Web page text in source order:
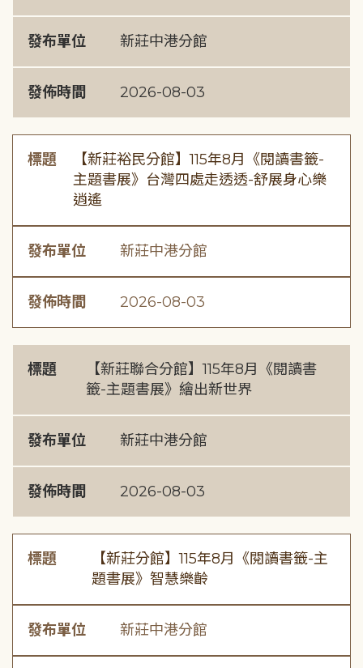
發布單位 新莊中港分館
發佈時間 2026-08-03
標題
【新莊裕民分館】115年8月《閱讀書籤-
主題書展》台灣四處走透透-舒展身心樂
逍遙
發布單位 新莊中港分館
發佈時間 2026-08-03
標題
【新莊聯合分館】115年8月《閱讀書
籤-主題書展》繪出新世界
發布單位 新莊中港分館
發佈時間 2026-08-03
標題
【新莊分館】115年8月《閱讀書籤-主
題書展》智慧樂齡
發布單位 新莊中港分館